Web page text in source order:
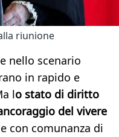
riunione
nello scenario
in rapido e
lo stato di diritto
del vivere
con comunanza di